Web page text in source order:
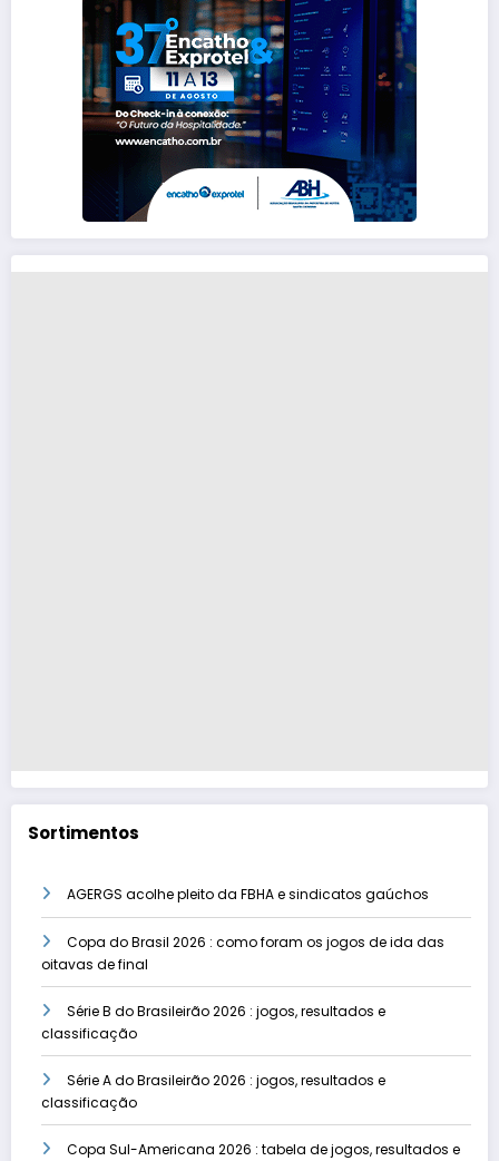
Sortimentos
AGERGS acolhe pleito da FBHA e sindicatos gaúchos
Copa do Brasil 2026 : como foram os jogos de ida das
oitavas de final
Série B do Brasileirão 2026 : jogos, resultados e
classificação
Série A do Brasileirão 2026 : jogos, resultados e
classificação
Copa Sul-Americana 2026 : tabela de jogos, resultados e